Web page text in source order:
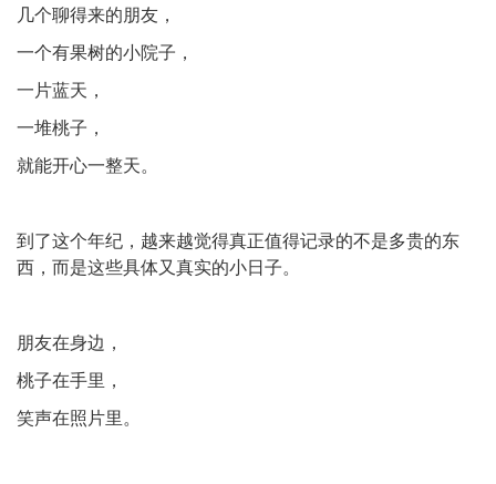
几个聊得来的朋友，
一个有果树的小院子，
一片蓝天，
一堆桃子，
就能开心一整天。
到了这个年纪，越来越觉得真正值得记录的不是多贵的东
西，而是这些具体又真实的小日子。
朋友在身边，
桃子在手里，
笑声在照片里。